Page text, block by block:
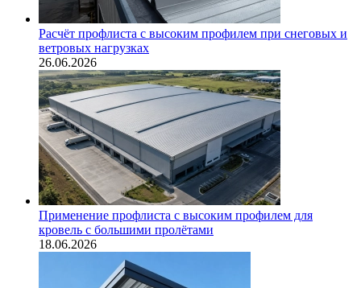
Расчёт профлиста с высоким профилем при снеговых и
ветровых нагрузках
26.06.2026
Применение профлиста с высоким профилем для
кровель с большими пролётами
18.06.2026